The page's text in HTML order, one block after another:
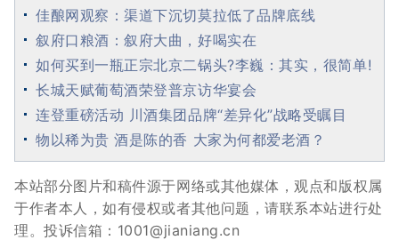
佳酿网观察：渠道下沉切莫拉低了品牌底线
叙府口粮酒：叙府大曲，好喝实在
如何买到一瓶正宗北京二锅头?李巍：其实，很简单!
长城天赋葡萄酒荣登普京访华宴会
连登重磅活动 川酒集团品牌“差异化”战略受瞩目
物以稀为贵 酒是陈的香 大家为何都爱老酒？
本站部分图片和稿件源于网络或其他媒体，观点和版权属
于作者本人，如有侵权或者其他问题，请联系本站进行处
理。投诉信箱：1001@jianiang.cn